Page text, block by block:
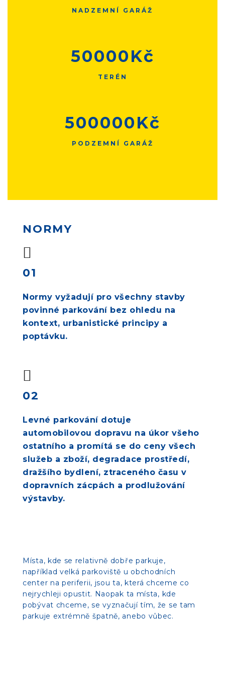
NADZEMNÍ GARÁŽ
50000Kč
TERÉN
500000Kč
PODZEMNÍ GARÁŽ
NORMY
01
Normy vyžadují pro všechny stavby
povinné parkování bez ohledu na
kontext, urbanistické principy a
poptávku.
02
Levné parkování dotuje
automobilovou dopravu na úkor všeho
ostatního a promítá se do ceny všech
služeb a zboží, degradace prostředí,
dražšího bydlení, ztraceného času v
dopravních zácpách a prodlužování
výstavby.
Místa, kde se relativně dobře parkuje,
například velká parkoviště u obchodních
center na periferii, jsou ta, která chceme co
nejrychleji opustit. Naopak ta místa, kde
pobývat chceme, se vyznačují tím, že se tam
parkuje extrémně špatně, anebo vůbec.